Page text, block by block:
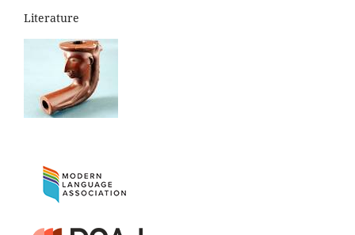
Literature